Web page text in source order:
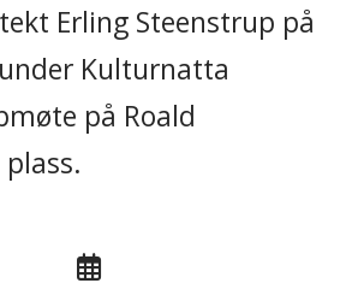
Erling Steenstrup på
Kulturnatta
på Roald